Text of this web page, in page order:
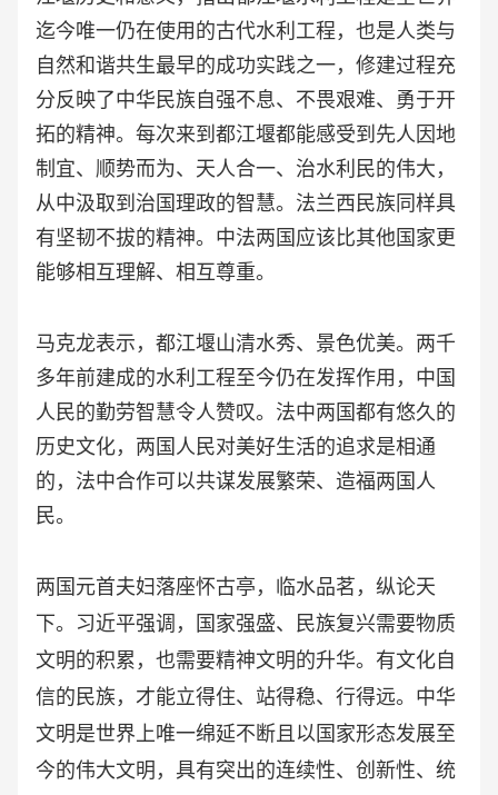
迄今唯一仍在使用的古代水利工程，也是人类与
自然和谐共生最早的成功实践之一，修建过程充
分反映了中华民族自强不息、不畏艰难、勇于开
拓的精神。每次来到都江堰都能感受到先人因地
制宜、顺势而为、天人合一、治水利民的伟大，
从中汲取到治国理政的智慧。法兰西民族同样具
有坚韧不拔的精神。中法两国应该比其他国家更
能够相互理解、相互尊重。
马克龙表示，都江堰山清水秀、景色优美。两千
多年前建成的水利工程至今仍在发挥作用，中国
人民的勤劳智慧令人赞叹。法中两国都有悠久的
历史文化，两国人民对美好生活的追求是相通
的，法中合作可以共谋发展繁荣、造福两国人
民。
两国元首夫妇落座怀古亭，临水品茗，纵论天
下。习近平强调，国家强盛、民族复兴需要物质
文明的积累，也需要精神文明的升华。有文化自
信的民族，才能立得住、站得稳、行得远。中华
文明是世界上唯一绵延不断且以国家形态发展至
今的伟大文明，具有突出的连续性、创新性、统